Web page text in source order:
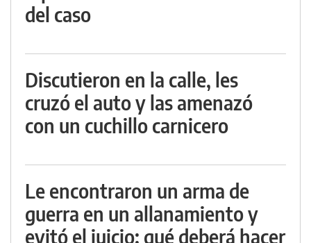
del caso
Discutieron en la calle, les
cruzó el auto y las amenazó
con un cuchillo carnicero
Le encontraron un arma de
guerra en un allanamiento y
evitó el juicio: qué deberá hacer